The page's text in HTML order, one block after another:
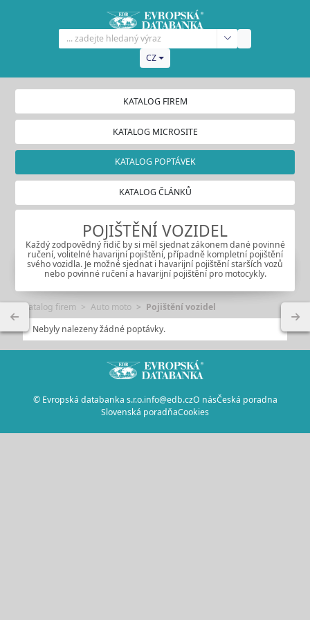
CZ
KATALOG FIREM
KATALOG MICROSITE
KATALOG POPTÁVEK
KATALOG ČLÁNKŮ
POJIŠTĚNÍ VOZIDEL
Každý zodpovědný řidič by si měl sjednat zákonem dané povinné
ručení, volitelné havarijní pojištění, případně kompletní pojištění
svého vozidla. Je možné sjednat i havarijní pojištění starších vozů
nebo povinné ručení a havarijní pojištění pro motocykly.
Katalog firem Auto moto
Pojištění vozidel
Nebyly nalezeny žádné poptávky.
© Evropská databanka s.r.o.info@edb.czO násČeská poradna
Slovenská poradňaCookies